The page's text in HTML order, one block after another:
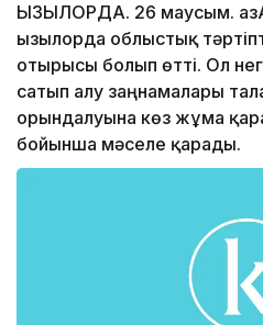
ҚЫЗЫЛОРДА. 26 маусым.
Қызылорда облыстық
отырысы болып өтті. Ол
сатып алу заңнамалары
орындалуына көз жұма
бойынша мәселе қарады.